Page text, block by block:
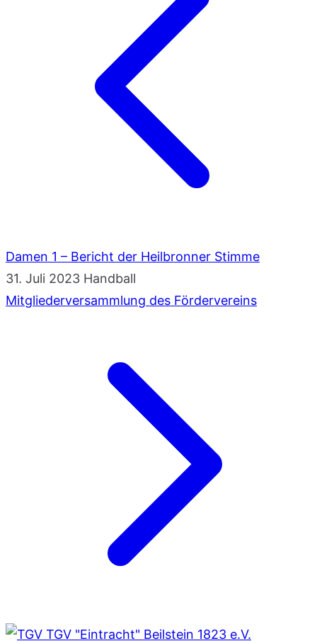
Damen 1 – Bericht der Heilbronner Stimme
31. Juli 2023 Handball
Mitgliederversammlung des Fördervereins
TGV "Eintracht" Beilstein 1823 e.V.